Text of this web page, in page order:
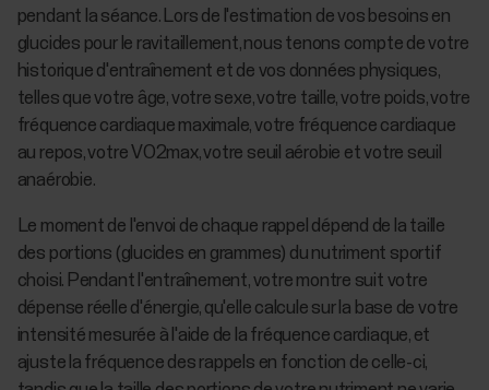
pendant la séance. Lors de l'estimation de vos besoins en
glucides pour le ravitaillement, nous tenons compte de votre
historique d'entraînement et de vos données physiques,
telles que votre âge, votre sexe, votre taille, votre poids, votre
fréquence cardiaque maximale, votre fréquence cardiaque
au repos, votre VO2max, votre seuil aérobie et votre seuil
anaérobie.
Le moment de l'envoi de chaque rappel dépend de la taille
des portions (glucides en grammes) du nutriment sportif
choisi. Pendant l'entraînement, votre montre suit votre
dépense réelle d'énergie, qu'elle calcule sur la base de votre
intensité mesurée à l'aide de la fréquence cardiaque, et
ajuste la fréquence des rappels en fonction de celle-ci,